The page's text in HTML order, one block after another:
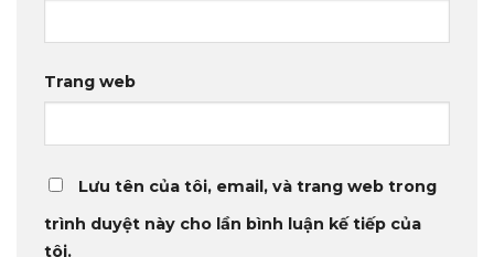
Trang web
Lưu tên của tôi, email, và trang web trong
trình duyệt này cho lần bình luận kế tiếp của
tôi.